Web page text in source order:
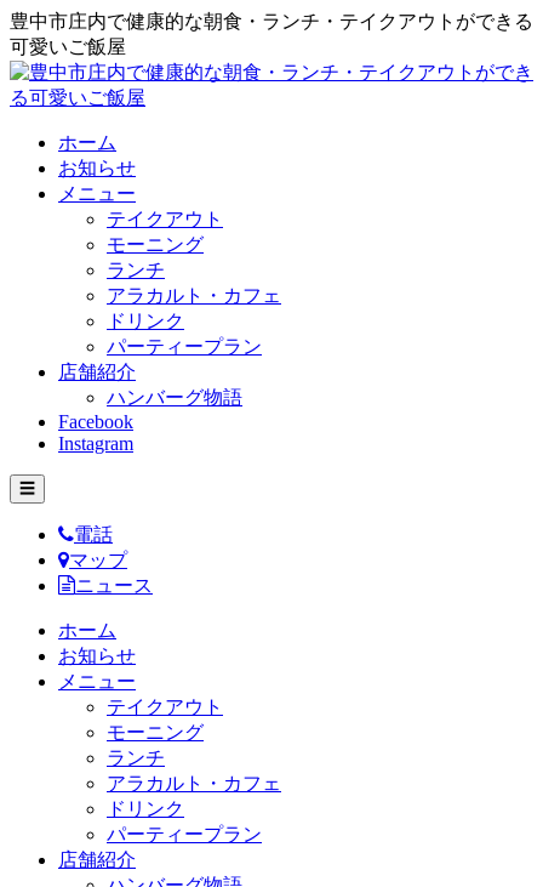
豊中市庄内で健康的な朝食・ランチ・テイクアウトができる
可愛いご飯屋
ホーム
お知らせ
メニュー
テイクアウト
モーニング
ランチ
アラカルト・カフェ
ドリンク
パーティープラン
店舗紹介
ハンバーグ物語
Facebook
Instagram
☰
電話
マップ
ニュース
ホーム
お知らせ
メニュー
テイクアウト
モーニング
ランチ
アラカルト・カフェ
ドリンク
パーティープラン
店舗紹介